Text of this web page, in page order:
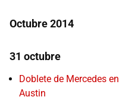
Octubre 2014
31 octubre
Doblete de Mercedes
Austin